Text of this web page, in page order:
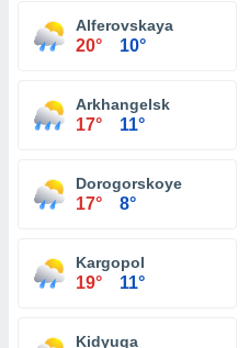
Alferovskaya
20° 10°
Arkhangelsk
17° 11°
Dorogorskoye
17° 8°
Kargopol
19° 11°
Kidyuga